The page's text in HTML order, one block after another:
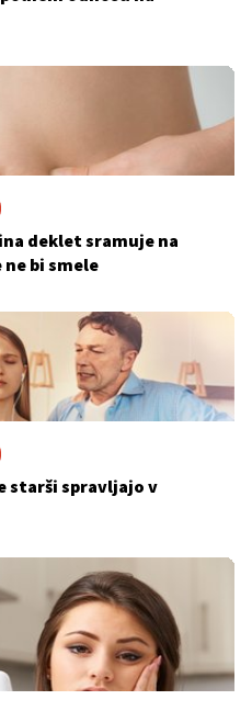
deklet sramuje na
bi smele
starši spravljajo v